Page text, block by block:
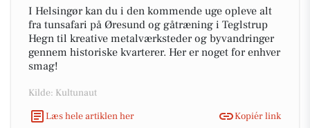
I Helsingør kan du i den kommende uge opleve alt
fra tunsafari på Øresund og gåtræning i Teglstrup
Hegn til kreative metalværksteder og byvandringer
gennem historiske kvarterer. Her er noget for enhver
smag!
Kilde: Kultunaut
Læs hele artiklen her
Kopiér link